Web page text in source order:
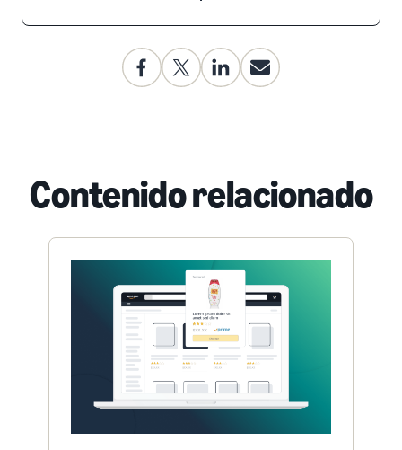
Contenido relacionado